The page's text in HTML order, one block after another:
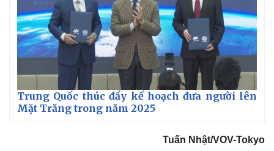
Trung Quốc thúc đẩy kế hoạch đưa người lên
Mặt Trăng trong năm 2025
Tuấn Nhật/VOV-Tokyo